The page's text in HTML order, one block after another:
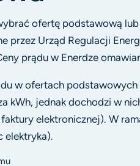
ofertę podstawową
przez Urząd Regulacji
prądu w Enerdze
w ofertach podstawowych
kWh, jednak dochodzi w
elektronicznej). W
elektryka).